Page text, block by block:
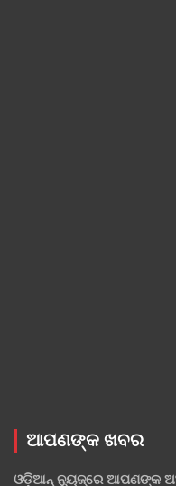
ଆପଣଙ୍କ ଖବର
ଓଡ଼ିଆନ୍ ନ୍ୟୁଜ୍‌ରେ ଆପଣଙ୍କ